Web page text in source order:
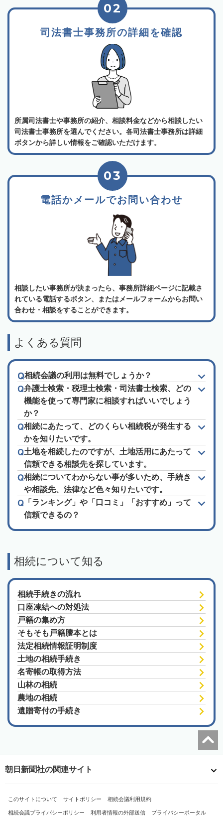
司法書士事務所の詳細を確認
02
所属司法書士や事務所の紹介、相談料金などから相談したい
司法書士事務所を選んでください。各司法書士事務所は詳細
ボタンから詳しい情報をご確認いただけます。
電話かメールでお問い合わせ
03
相談したい事務所が決まったら、事務所詳細ページに記載さ
れている電話するボタン、またはメールフォームからお問い
合わせ・相談をすることができます。
よくある質問
相続会議の利用は無料でしょうか？
弁護士検索・税理士検索・司法書士検索、どの
機能を使って専門家に相談すればいいでしょう
か？
相続にあたって、どのくらい相続税が発生する
かを知りたいです。
土地を相続したのですが、土地活用にあたって
信頼できる相談先を探しています。
相続についてわからない事が多いため、手続き
や相談先、法律など色々知りたいです。
「ランキング」や「口コミ」「おすすめ」って
信頼できるの？
相続について知る
相続手続きの流れ
口座凍結への対処法
戸籍の集め方
そもそも戸籍謄本とは
法定相続情報証明制度
土地の相続手続き
名寄帳の取得方法
山林の相続
農地の相続
遺贈寄付の手続き
朝日新聞社の関連サイト
このサイトについて サイトポリシー 相続会議利用規約
相続会議プライバシーポリシー 利用者情報の外部送信 プライバシーポータル